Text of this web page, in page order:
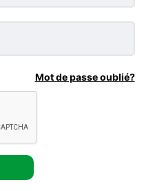
Mot de passe oublié?